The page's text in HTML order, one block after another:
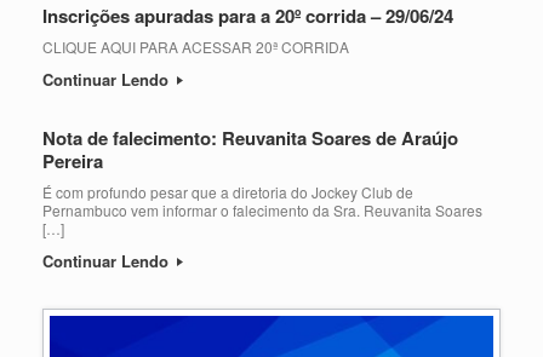
Inscrições apuradas para a 20º corrida – 29/06/24
CLIQUE AQUI PARA ACESSAR 20ª CORRIDA
Continuar Lendo
Nota de falecimento: Reuvanita Soares de Araújo
Pereira
É com profundo pesar que a diretoria do Jockey Club de
Pernambuco vem informar o falecimento da Sra. Reuvanita Soares
[…]
Continuar Lendo